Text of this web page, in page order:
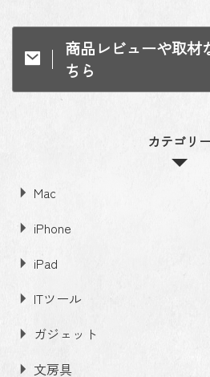
商品レビューや取材
ちら
カテゴリ
Mac
iPhone
iPad
ITツール
ガジェット
文房具